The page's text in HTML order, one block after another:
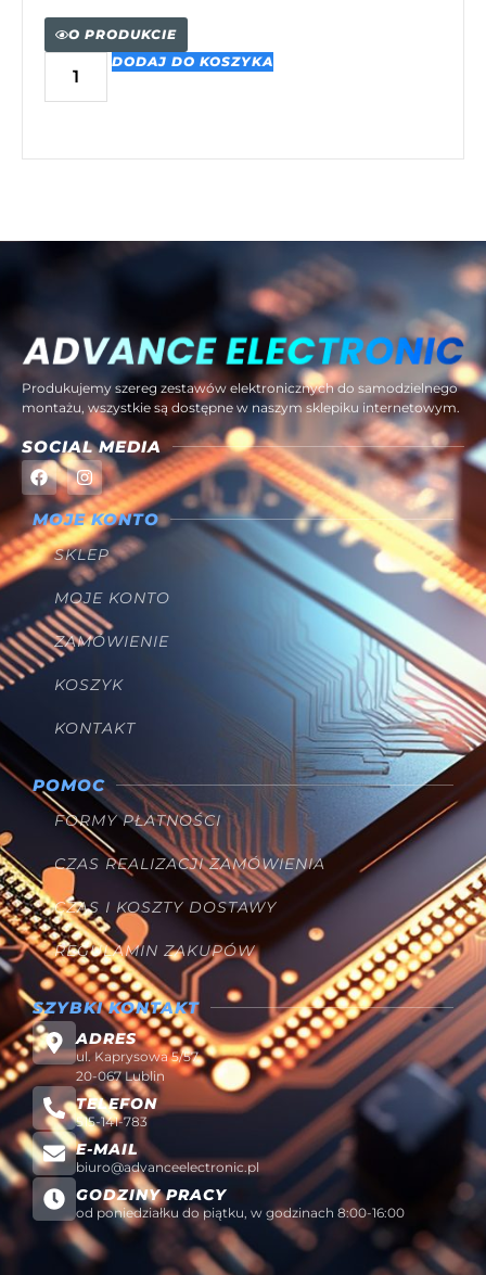
O PRODUKCIE
DODAJ DO KOSZYKA
Produkujemy szereg zestawów elektronicznych do samodzielnego
montażu, wszystkie są dostępne w naszym sklepiku internetowym.
SOCIAL MEDIA
MOJE KONTO
SKLEP
MOJE KONTO
ZAMÓWIENIE
KOSZYK
KONTAKT
POMOC
FORMY PŁATNOŚCI
CZAS REALIZACJI ZAMÓWIENIA
CZAS I KOSZTY DOSTAWY
REGULAMIN ZAKUPÓW
SZYBKI KONTAKT
ADRES
ul. Kaprysowa 5/57
20-067 Lublin
TELEFON
515-141-783
E-MAIL
biuro@advanceelectronic.pl
GODZINY PRACY
od poniedziałku do piątku, w godzinach 8:00-16:00